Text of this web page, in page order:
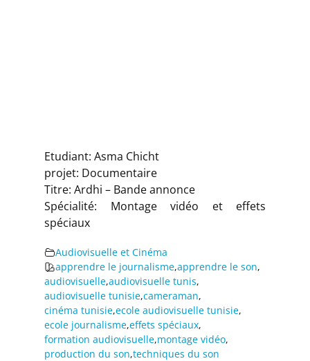
Etudiant: Asma Chicht
projet: Documentaire
Titre: Ardhi – Bande annonce
Spécialité: Montage vidéo et effets
spéciaux
Audiovisuelle et Cinéma
apprendre le journalisme,apprendre le son,
audiovisuelle,audiovisuelle tunis,
audiovisuelle tunisie,cameraman,
cinéma tunisie,ecole audiovisuelle tunisie,
ecole journalisme,effets spéciaux,
formation audiovisuelle,montage vidéo,
production du son,techniques du son